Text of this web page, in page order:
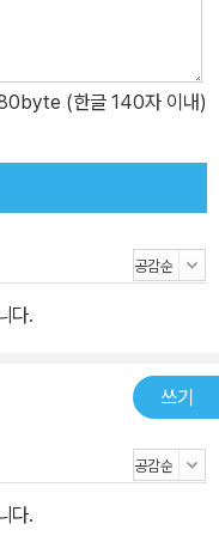
(한글 140자 이내)
다.
쓰기
다.